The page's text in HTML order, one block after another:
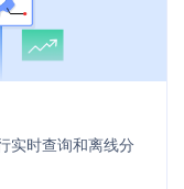
实时查询和离线分